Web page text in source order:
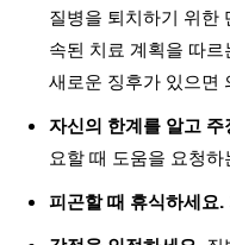
질병을 퇴치하기 위한
속된 치료 계획을 따
새로운 징후가 있으면
자신의 한계를 알고 주
요할 때 도움을 요청
피곤할 때 휴식하세요.